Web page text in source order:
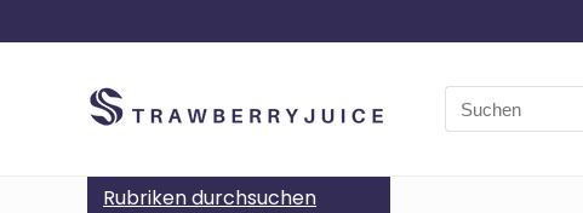
Search
for:
Rubriken durchsuchen